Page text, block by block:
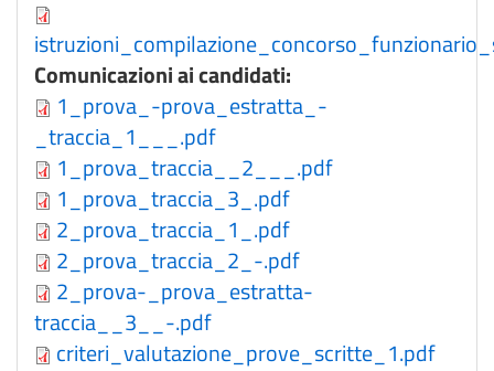
Comunicazioni ai candidati:
1_prova_-prova_estratta_-
_traccia_1___.pdf
1_prova_traccia__2___.pdf
1_prova_traccia_3_.pdf
2_prova_traccia_1_.pdf
2_prova_traccia_2_-.pdf
2_prova-_prova_estratta-
traccia__3__-.pdf
criteri_valutazione_prove_scritte_1.pdf